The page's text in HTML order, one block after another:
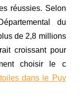
réussies. Selon
du
de 2,8 millions
croissant pour
choisir le c
dans le Puy